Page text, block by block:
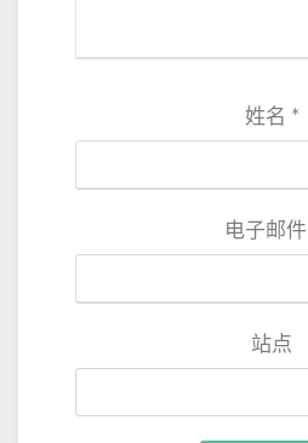
姓名 *
电子邮件
站点